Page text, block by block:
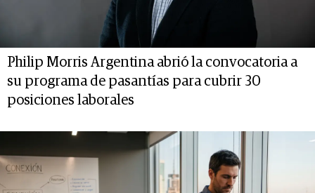
Philip Morris Argentina abrió la convocatoria a
su programa de pasantías para cubrir 30
posiciones laborales